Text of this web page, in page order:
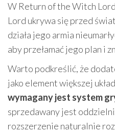
W Return of the Witch
Lord ukrywa się przed
działa jego armia
aby przełamać jego plan i
Warto podkreślić, że
jako element większej
wymagany jest system
sprzedawany jest
rozszerzenie naturalnie